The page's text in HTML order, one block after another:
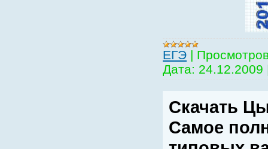
EГЭ |
Дата: 24.12.2009
Скачать
Самое